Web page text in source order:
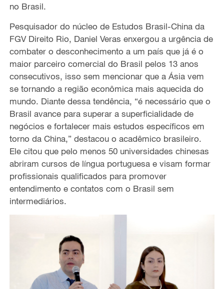
d
e
o
no Brasil.
Pesquisador do núcleo de Estudos Brasil-China da
FGV Direito Rio, Daniel Veras enxergou a urgência de
combater o desconhecimento a um país que já é o
maior parceiro comercial do Brasil pelos 13 anos
consecutivos, isso sem mencionar que a Ásia vem
se tornando a região econômica mais aquecida do
mundo. Diante dessa tendência, “é necessário que o
Brasil avance para superar a superficialidade de
negócios e fortalecer mais estudos específicos em
torno da China,” destacou o acadêmico brasileiro.
Ele citou que pelo menos 50 universidades chinesas
abriram cursos de língua portuguesa e visam formar
profissionais qualificados para promover
entendimento e contatos com o Brasil sem
intermediários.